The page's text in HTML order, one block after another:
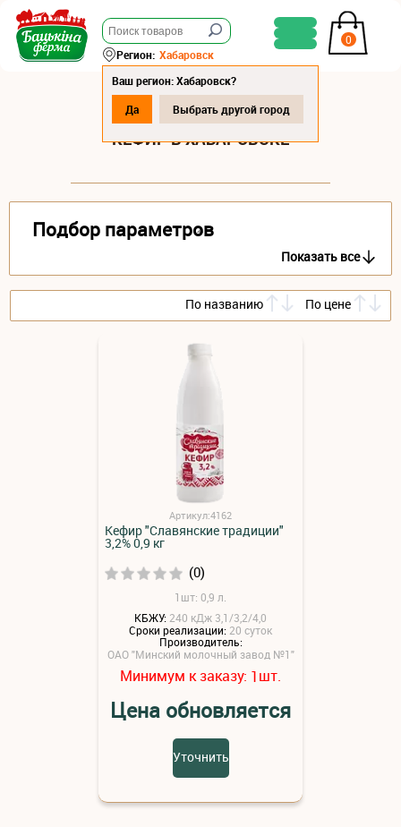
0
Регион: Хабаровск
Ваш регион: Хабаровск?
Да
Выбрать другой город
КЕФИР В ХАБАРОВСКЕ
Подбор параметров
Показать все
По названию По цене
Артикул:4162
Кефир "Славянские традиции"
3,2% 0,9 кг
(0)
1шт: 0,9 л.
КБЖУ: 240 кДж 3,1/3,2/4,0
Сроки реализации: 20 суток
Производитель:
ОАО "Минский молочный завод №1"
Минимум к заказу: 1шт.
Цена обновляется
Уточнить